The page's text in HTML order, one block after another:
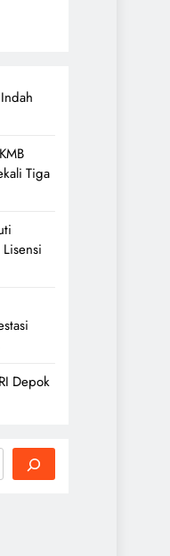
Tiga
Depok